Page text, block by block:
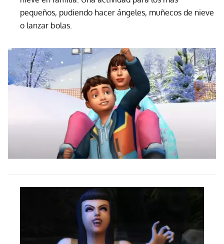
pequeños, pudiendo hacer ángeles, muñecos de nieve
o lanzar bolas.